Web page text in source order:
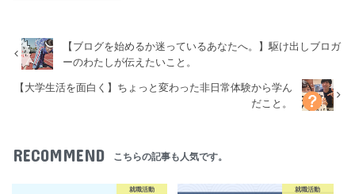
【ブログを始めるか迷っているあなたへ。】駆け出しブロガ
ーのわたしが伝えたいこと。
【大学生活を面白く】ちょっと変わった非日常体験から学ん
だこと。
RECOMMEND こちらの記事も人気です。
就職活動 就職活動